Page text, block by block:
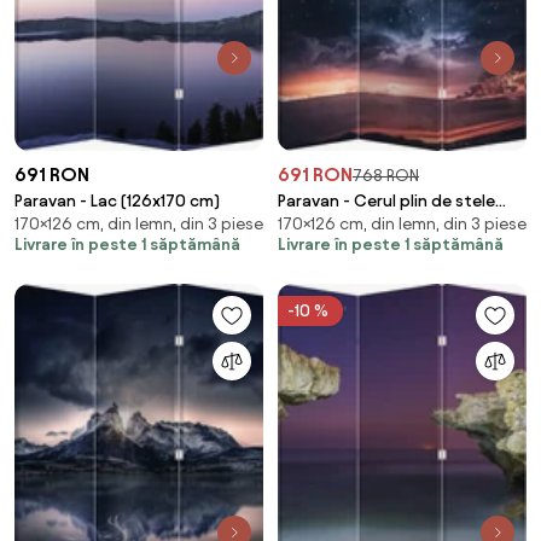
691 RON
Paravan - Lac (126x170 cm)
170×126 cm, din lemn, din 3 piese
Livrare în peste 1 săptămână
691 RON768 RON
Paravan - Cerul plin de stele
(126x170 cm)
170×126 cm, din lemn, din 3 piese
Livrare în peste 1 săptămână
-10 %